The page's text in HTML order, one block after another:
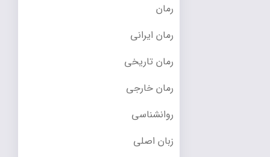
رمان
رمان ایرانی
رمان تاریخی
رمان خارجی
روانشناسی
زبان اصلی